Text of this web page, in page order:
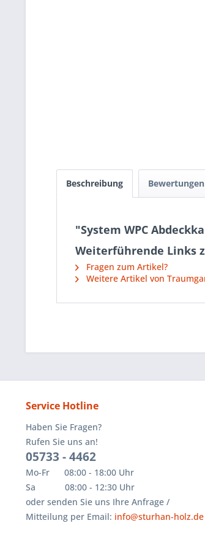
Beschreibung Bewertungen
"System WPC
Weiterführende Links
Fragen zum Artikel?
Weitere Artikel von
Service Hotline
Haben Sie Fragen?
Rufen Sie uns an!
05733 - 4462
Mo-Fr 08:00 - 18:00 Uhr
Sa 08:00 - 12:30 Uhr
oder senden Sie uns Ihre Anfrage /
Mitteilung per Email: info@sturhan-holz.de